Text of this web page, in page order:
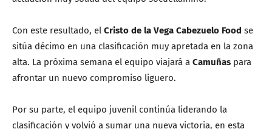
Con este resultado, el Cristo de la Vega Cabezuelo Food se
sitúa décimo en una clasificación muy apretada en la zona
alta. La próxima semana el equipo viajará a Camuñas para
afrontar un nuevo compromiso liguero.
Por su parte, el equipo juvenil continúa liderando la
clasificación y volvió a sumar una nueva victoria, en esta